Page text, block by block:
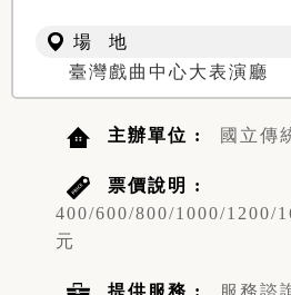
場 地
臺灣戲曲中心大表演廳
主辦單位 : 國立傳
票價說明 :
400/600/800/1000/1200/
元